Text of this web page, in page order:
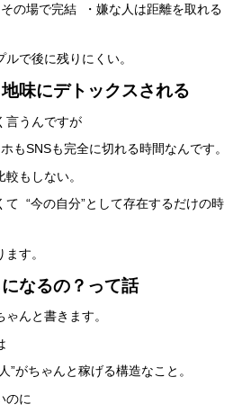
の場で完結 ・嫌な人は距離を取れる
で後に残りにくい。
味にデトックスされる
言うんですが
もSNSも完全に切れる時間なんです。
もしない。
て “今の自分”として存在するだけの時
す。
なるの？って話
んと書きます。
”がちゃんと稼げる構造なこと。
のに